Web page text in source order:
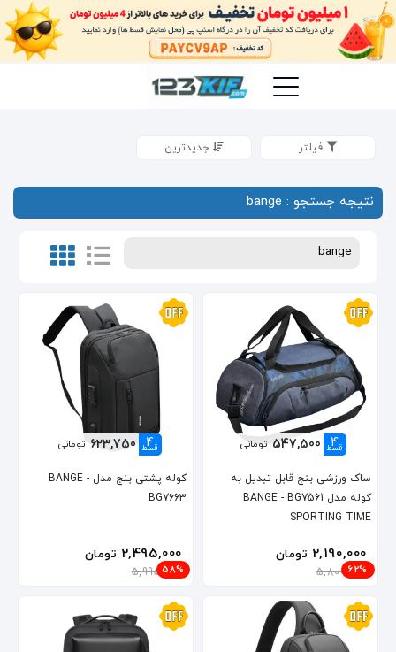
جدیدترین فیلتر
نتیجه جستجو : bange
4
قسط 547,500 تومانی
ساک ورزشی بنج قابل تبدیل به
کوله مدل BANGE - BG7561
SPORTING TIME
2,190,000 تومان
5,800,000
62%
4
قسط 623,750 تومانی
کوله پشتی بنج مدل BANGE -
BG7663
2,495,000 تومان
5,995,000
58%